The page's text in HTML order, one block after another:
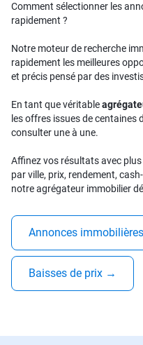
Comment sélectionner les
rapidement ?
Notre moteur de recherche
rapidement les meilleures
et précis pensé par des
En tant que véritable
les offres issues de centaines
consulter une à une.
Affinez vos résultats avec
par ville, prix, rendement,
notre agrégateur immobilier
Annonces
Baisses de prix →